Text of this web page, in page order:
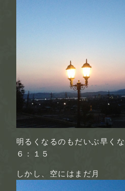
明るくなるのもだいぶ早く
６：１５
しかし、空にはまだ月